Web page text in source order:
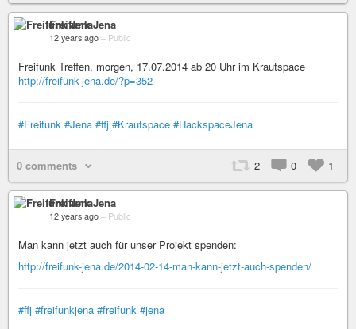
Freifunk Jena
12 years ago – Public
Freifunk Treffen, morgen, 17.07.2014 ab 20 Uhr im Krautspace
http://freifunk-jena.de/?p=352
#Freifunk #Jena #ffj #Krautspace #HackspaceJena
0 comments 2 0 1
Freifunk Jena
12 years ago – Public
Man kann jetzt auch für unser Projekt spenden:
http://freifunk-jena.de/2014-02-14-man-kann-jetzt-auch-spenden/
#ffj #freifunkjena #freifunk #jena